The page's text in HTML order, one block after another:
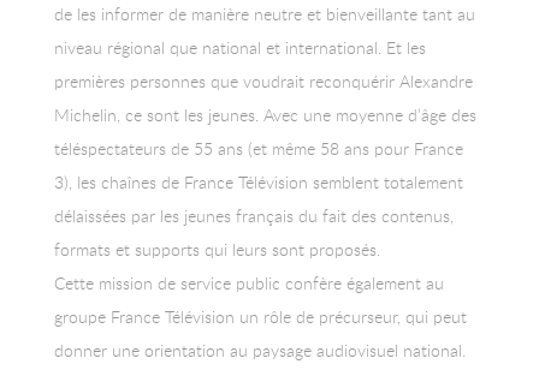
de les informer de manière neutre et bienveillante tant au
niveau régional que national et international. Et les
premières personnes que voudrait reconquérir Alexandre
Michelin, ce sont les jeunes. Avec une moyenne d’âge des
téléspectateurs de 55 ans (et même 58 ans pour France
3), les chaînes de France Télévision semblent totalement
délaissées par les jeunes français du fait des contenus,
formats et supports qui leurs sont proposés.
Cette mission de service public confère également au
groupe France Télévision un rôle de précurseur, qui peut
donner une orientation au paysage audiovisuel national.